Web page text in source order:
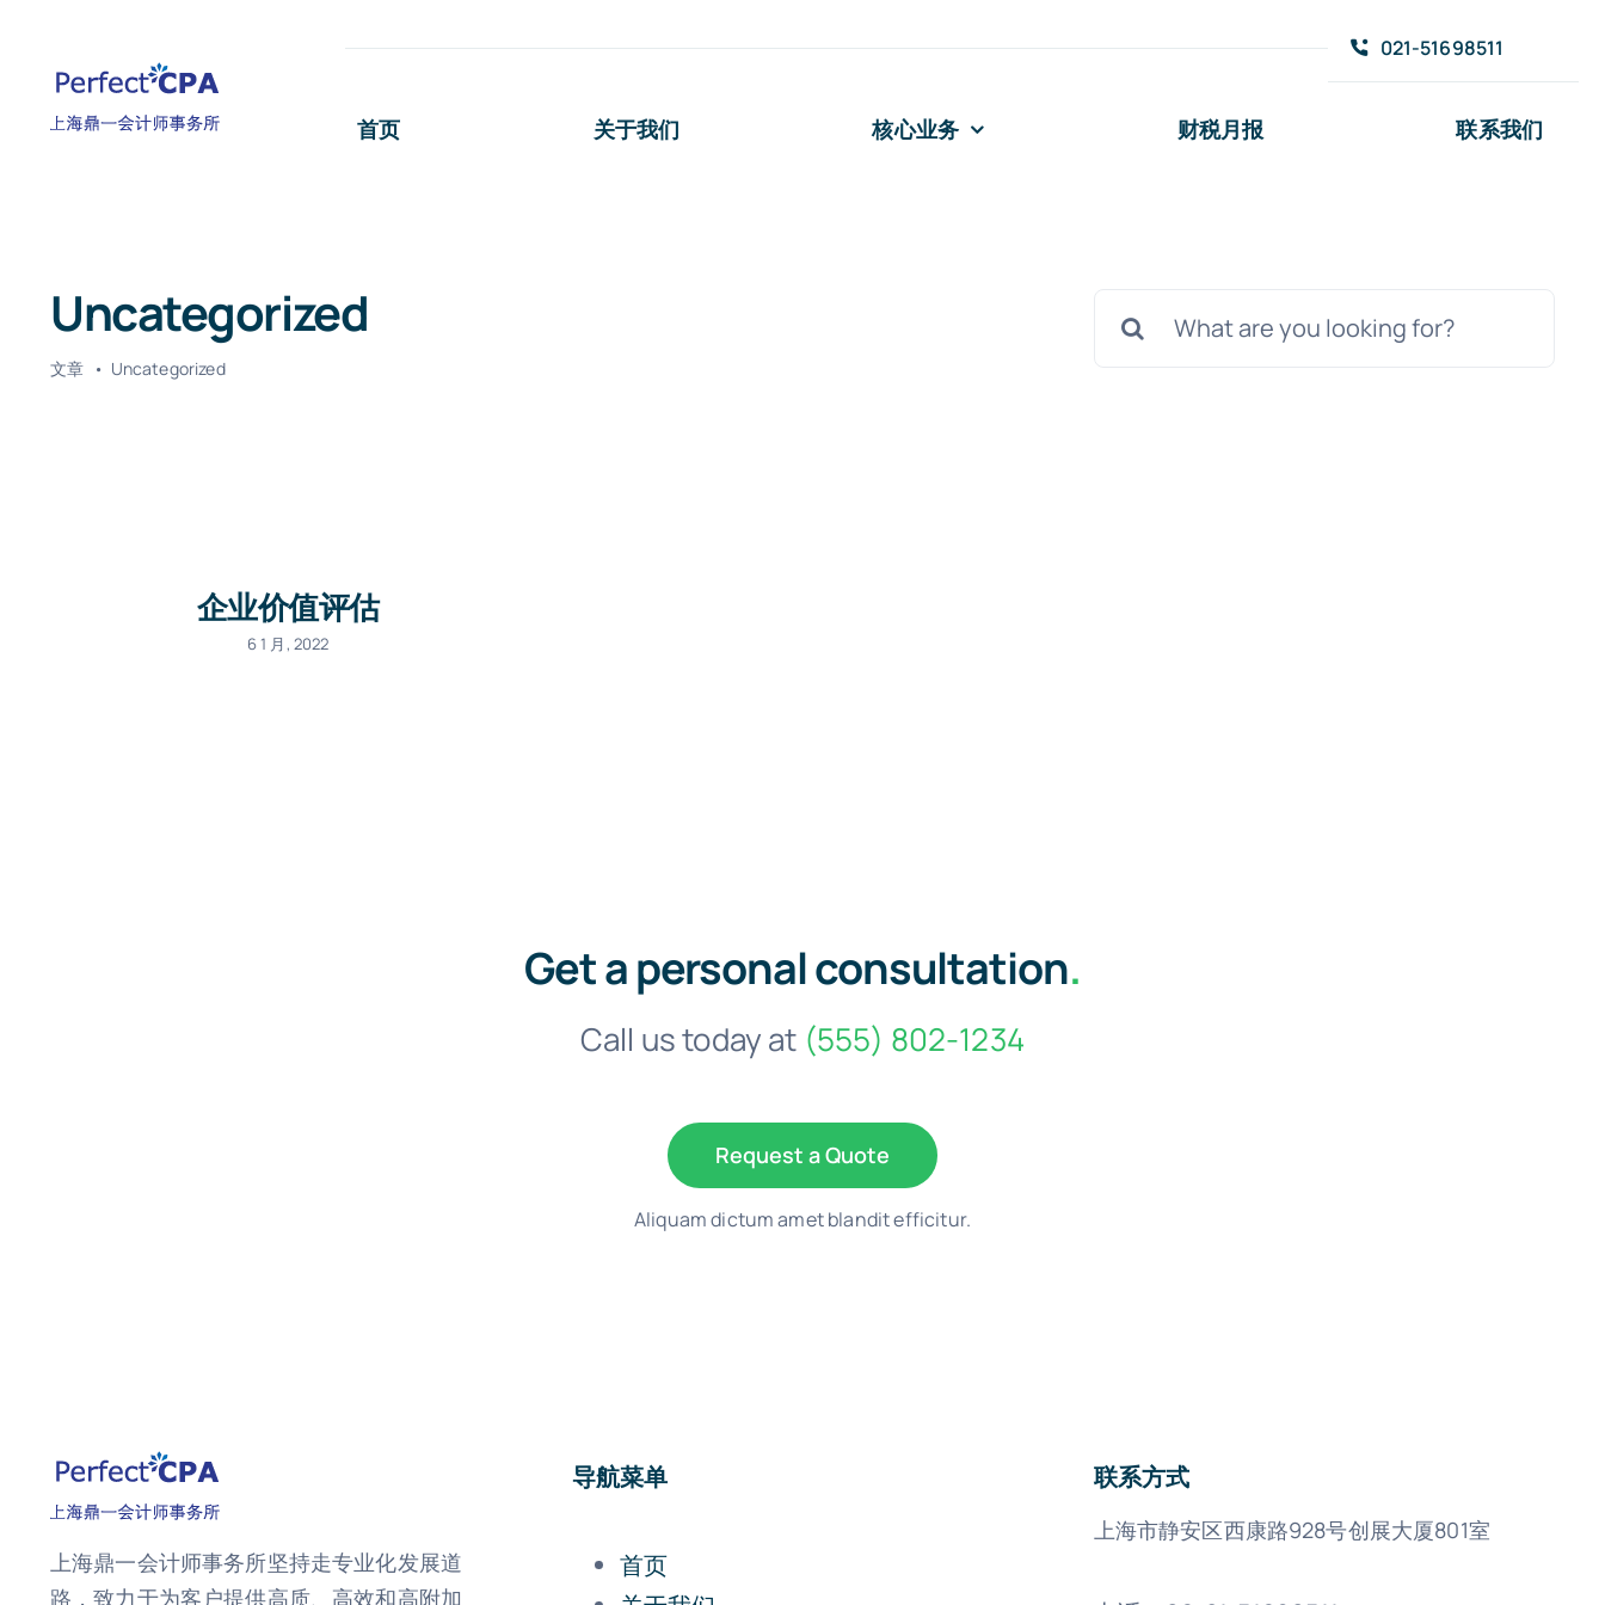
021-51698511
首页 关于我们 核心业务 财税月报 联系我们
Uncategorized
文章 Uncategorized
索：
企业价值评估
6 1 月, 2022
Get a personal consultation.
Call us today at (555) 802-1234
Request a Quote
Aliquam dictum amet blandit efficitur.
上海鼎一会计师事务所坚持走专业化发展道
路，致力于为客户提供高质、高效和高附加
导航菜单
首页
联系方式
上海市静安区西康路928号创展大厦801室